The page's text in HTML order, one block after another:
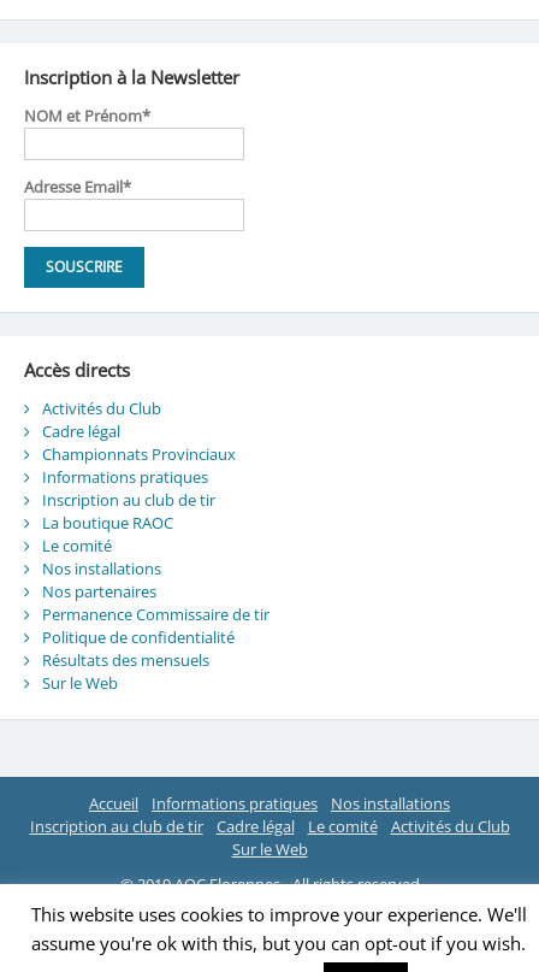
Inscription à la Newsletter
NOM et Prénom*
Adresse Email*
Accès directs
Activités du Club
Cadre légal
Championnats Provinciaux
Informations pratiques
Inscription au club de tir
La boutique RAOC
Le comité
Nos installations
Nos partenaires
Permanence Commissaire de tir
Politique de confidentialité
Résultats des mensuels
Sur le Web
Accueil Informations pratiques
Nos installations
Inscription au club de tir
Cadre légal Le comité
Activités du Club
Sur le Web
© 2019 AOC Florennes - All rights reserved
This website uses cookies to improve your experience. We'll
assume you're ok with this, but you can opt-out if you wish.